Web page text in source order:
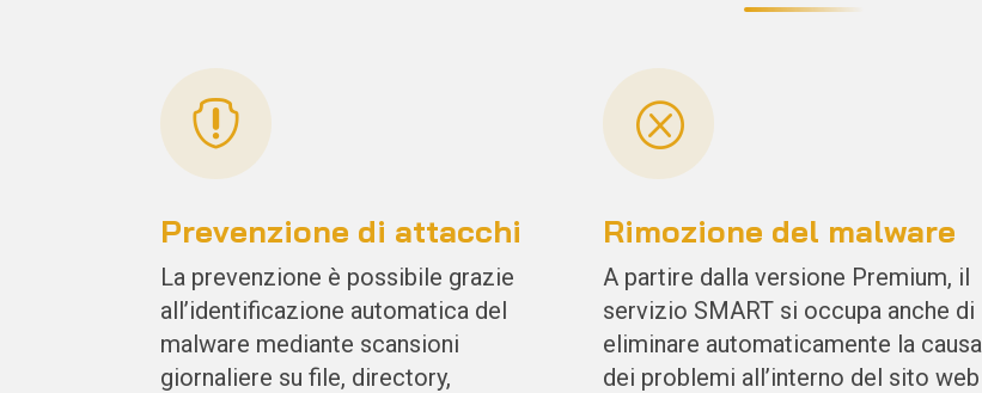

Prevenzione di attacchi
La prevenzione è possibile grazie
all’identificazione automatica del
malware mediante scansioni
giornaliere su file, directory,
Q
Rimozione del malware
A partire dalla versione Premium, il
servizio SMART si occupa anche di
eliminare automaticamente la causa
dei problemi all’interno del sito web